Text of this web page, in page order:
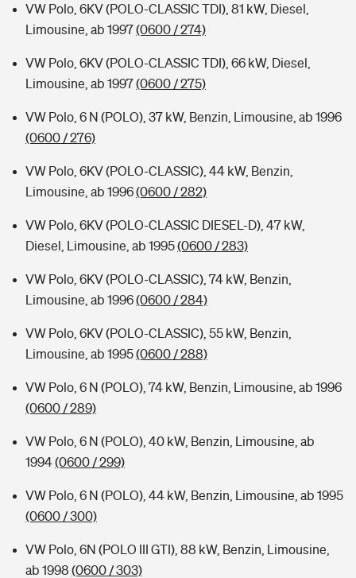
VW Polo, 6KV (POLO-CLASSIC TDI), 81 kW, Diesel,
Limousine, ab 1997(0600 / 274)
VW Polo, 6KV (POLO-CLASSIC TDI), 66 kW, Diesel,
Limousine, ab 1997(0600 / 275)
VW Polo, 6 N (POLO), 37 kW, Benzin, Limousine, ab 1996
(0600 / 276)
VW Polo, 6KV (POLO-CLASSIC), 44 kW, Benzin,
Limousine, ab 1996(0600 / 282)
VW Polo, 6KV (POLO-CLASSIC DIESEL-D), 47 kW,
Diesel, Limousine, ab 1995(0600 / 283)
VW Polo, 6KV (POLO-CLASSIC), 74 kW, Benzin,
Limousine, ab 1996(0600 / 284)
VW Polo, 6KV (POLO-CLASSIC), 55 kW, Benzin,
Limousine, ab 1995(0600 / 288)
VW Polo, 6 N (POLO), 74 kW, Benzin, Limousine, ab 1996
(0600 / 289)
VW Polo, 6 N (POLO), 40 kW, Benzin, Limousine, ab
1994(0600 / 299)
VW Polo, 6 N (POLO), 44 kW, Benzin, Limousine, ab 1995
(0600 / 300)
VW Polo, 6N (POLO III GTI), 88 kW, Benzin, Limousine,
ab 1998 (0600 / 303)